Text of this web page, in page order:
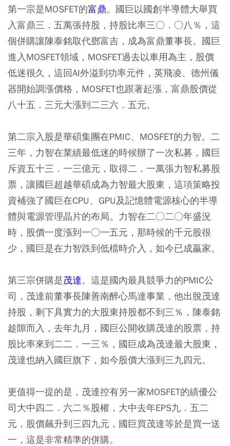
第一宗是MOSFET的富鼎。國巨以國創半導體大舉買
入富鼎三．五萬張持股，持股比率三○．○八％，這
個併購讓陳泰銘取代鄧富吉，成為富鼎董事長。國巨
進入MOSFET領域，MOSFET過去以車用為主，股價
低迷很久，這回AI外溢到功率元件，英飛凌、德州儀
器開始調漲價格，MOSFET也跟著起漲，富鼎股價從
八十五．三元大漲到二三六．五元。
第二宗入股是華碩集團在PMIC、MOSFET的力智。二
三年，力智在業績最低迷的時候辦了一次私募，國巨
斥資五十三．一三億元，取得二．一萬張力智私募股
票，讓國巨超越華碩成為力智最大股東，這項策略投
資補強了國巨在CPU、GPU及記憶體電源核心的半導
體與電源管理晶片的布局。力智在二○二○年盛況
時，股價一度漲到一○一五元，那時候的千元股很
少，國巨是在力智跌到低檔時介入，如今已成贏家。
第三宗併購是茂達。這是國內最具競爭力的PMIC公
司，茂達前董事長陳善南醉心馬達事業，他出脫茂達
持股，剩下具實力的大股東持股都不到三％，陳泰銘
趁隙而入，去年九月，國巨公開收購茂達的股票，持
股比率來到二二．一三％，國巨成為茂達最大股東，
茂達也納入國巨旗下，如今股價大漲到三九四元。
更值得一提的是，茂達控有另一家MOSFET的績優公
司大中四二．六二％股權，大中去年EPS九．五二
元，股價飆升到三四九元，國巨買茂達等於是買一送
一，這是非常精準的併購。